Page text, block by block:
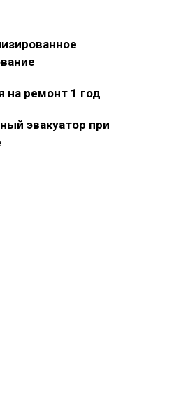
на ремонт 1 год
эвакуатор при